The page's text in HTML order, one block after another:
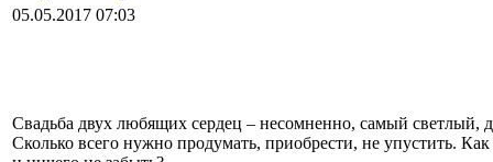
05.05.2017 07:03
Свадьба двух любящих сердец – несомненно, самый
Сколько всего нужно продумать, приобрести, не упустить.